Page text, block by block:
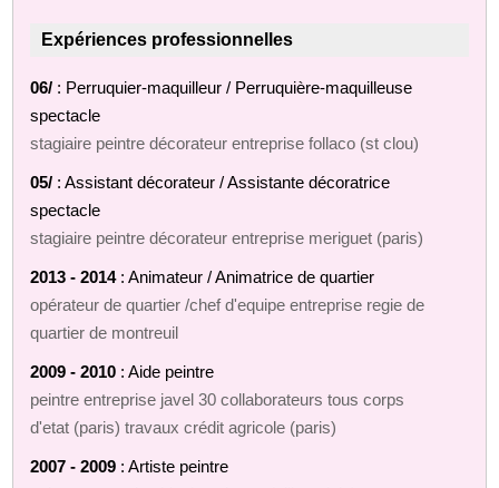
Expériences professionnelles
06/ : Perruquier-maquilleur / Perruquière-maquilleuse
spectacle
stagiaire peintre décorateur entreprise follaco (st clou)
05/ : Assistant décorateur / Assistante décoratrice
spectacle
stagiaire peintre décorateur entreprise meriguet (paris)
2013 - 2014: Animateur / Animatrice de quartier
opérateur de quartier /chef d'equipe entreprise regie de
quartier de montreuil
2009 - 2010 : Aide peintre
peintre entreprise javel 30 collaborateurs tous corps
d'etat (paris) travaux crédit agricole (paris)
2007 - 2009 : Artiste peintre